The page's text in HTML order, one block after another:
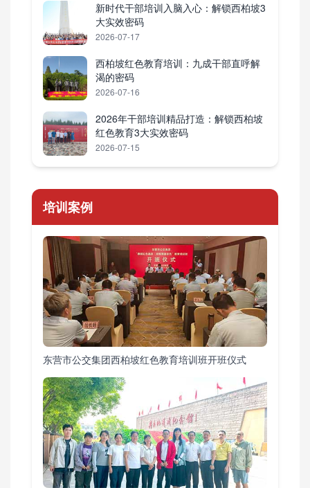
新时代干部培训入脑入心：解锁西柏坡3
大实效密码
2026-07-17
西柏坡红色教育培训：九成干部直呼解
渴的密码
2026-07-16
2026年干部培训精品打造：解锁西柏坡
红色教育3大实效密码
2026-07-15
培训案例
东营市公交集团西柏坡红色教育培训班开班仪式